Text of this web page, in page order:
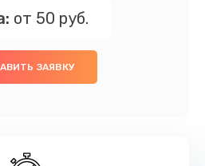
от 50 руб.
ЗАЯВКУ